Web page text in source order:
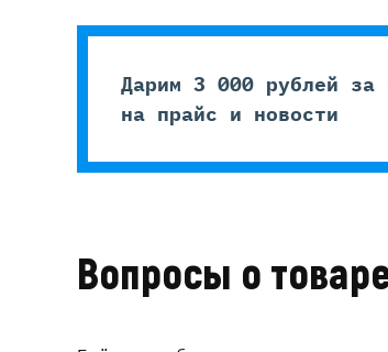
Дарим 3 000 рублей за
на прайс и новости
Вопросы о